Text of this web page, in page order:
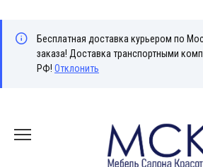
Бесплатная доставка курьером по
заказа! Доставка транспортными
РФ! Отклонить
содержанию